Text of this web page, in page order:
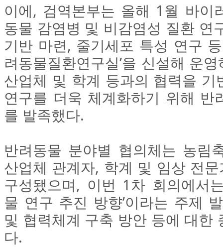
이에, 검역본부는 올해 1월 바이
동물 감염병 및 비감염성 질환 연
기반 마련, 줄기세포 특성 연구
려동물질환연구실’을 신설해 운
산업체 및 학계 등과의 협력을 기
연구를 더욱 체계화하기 위해 반
를 발족했다.
반려동물 분야별 협의체는 농림
산업체 관계자, 학계 및 임상 전
구성됐으며, 이번 1차 회의에서
물 연구 추진 방향’이라는 주제
및 협력체계 구축 방안 등에 대한
다.